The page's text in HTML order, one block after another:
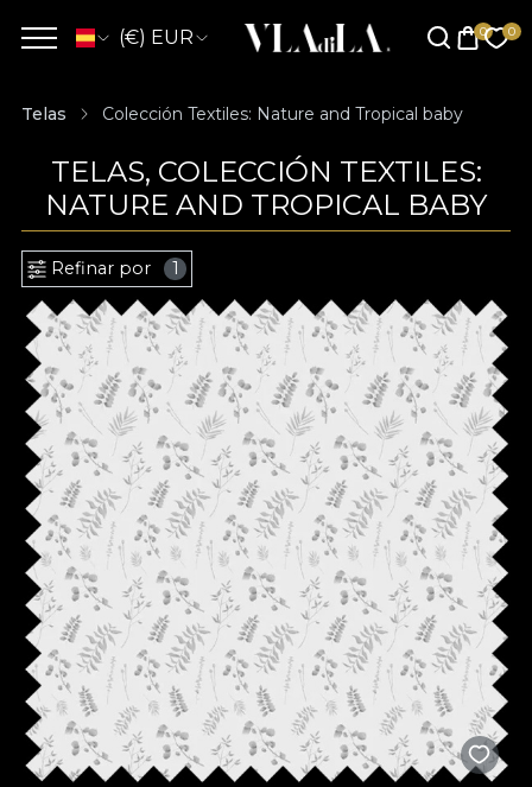
(€) EUR
Telas Colección Textiles: Nature and Tropical baby
TELAS, COLECCIÓN TEXTILES:
NATURE AND TROPICAL BABY
Refinar por 1